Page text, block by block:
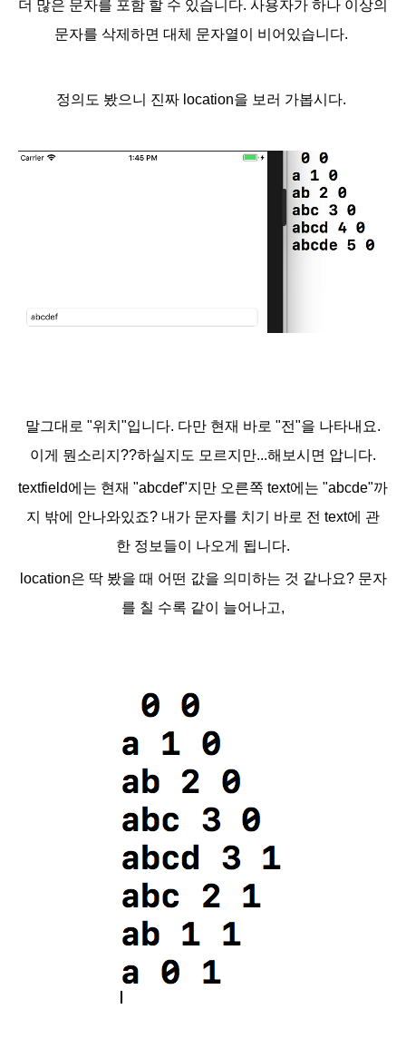
더 많은 문자를 포함 할 수 있습니다. 사용자가 하나 이상의
문자를 삭제하면 대체 문자열이 비어있습니다.
정의도 봤으니 진짜 location을 보러 가봅시다.
말그대로 "위치"입니다. 다만 현재 바로 "전"을 나타내요.
이게 뭔소리지??하실지도 모르지만...해보시면 압니다.
textfield에는 현재 "abcdef"지만 오른쪽 text에는 "abcde"까
지 밖에 안나와있죠? 내가 문자를 치기 바로 전 text에 관
한 정보들이 나오게 됩니다.
location은 딱 봤을 때 어떤 값을 의미하는 것 같나요? 문자
를 칠 수록 같이 늘어나고,